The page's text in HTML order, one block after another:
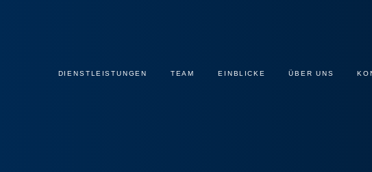
DIENSTLEISTUNGEN TEAM EINBLICKE ÜBER UNS